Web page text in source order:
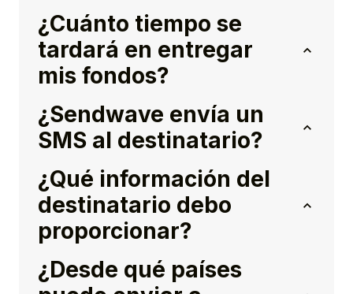
¿Cuánto tiempo se
tardará en entregar
mis fondos?
¿Sendwave envía un
SMS al destinatario?
¿Qué información del
destinatario debo
proporcionar?
¿Desde qué países